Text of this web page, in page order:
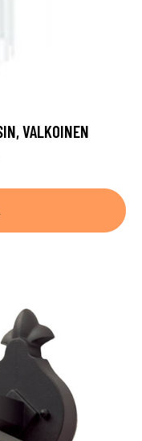
VALKOINEN